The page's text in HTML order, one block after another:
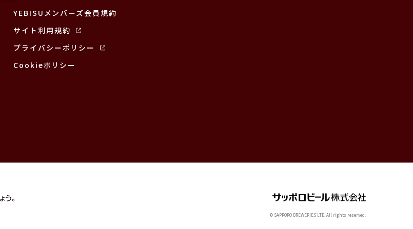
YEBISUメンバーズ会員規約
サイト利用規約
プライバシーポリシー
Cookieポリシー
© SAPPORO BREWERIES LTD. All rights reserved.